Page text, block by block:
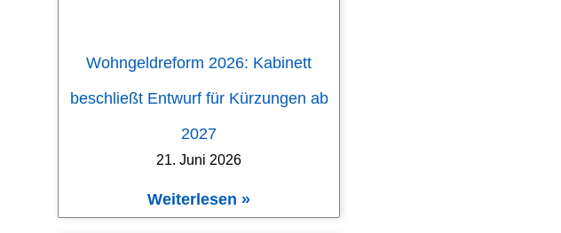
Wohngeldreform 2026: Kabinett
beschließt Entwurf für Kürzungen ab
2027
21. Juni 2026
Weiterlesen »